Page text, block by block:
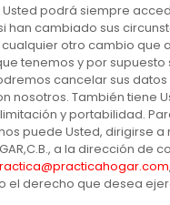
podrá siempre
han cambiado sus
otro cambio que
tenemos y por supuesto
cancelar sus
nosotros. También tiene
y portabilidad.
puede Usted, dirigirse a
a la dirección de
,
el derecho que desea